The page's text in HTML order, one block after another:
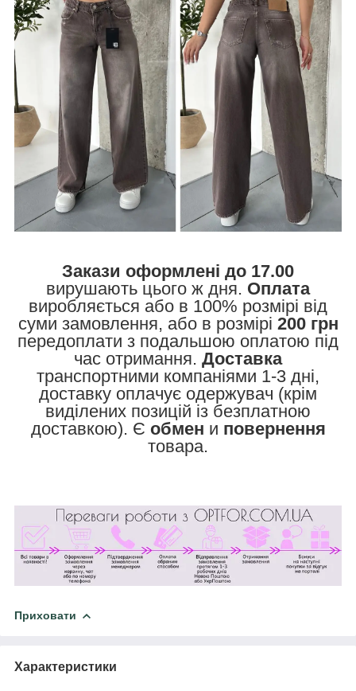
Закази оформлені до 17.00
вирушають цього ж дня. Оплата
виробляється або в 100% розмірі від
суми замовлення, або в розмірі 200 грн
передоплати з подальшою оплатою під
час отримання. Доставка
транспортними компаніями 1-3 дні,
доставку оплачує одержувач (крім
виділених позицій із безплатною
доставкою). Є обмен и повернення
товара.
Приховати
Характеристики